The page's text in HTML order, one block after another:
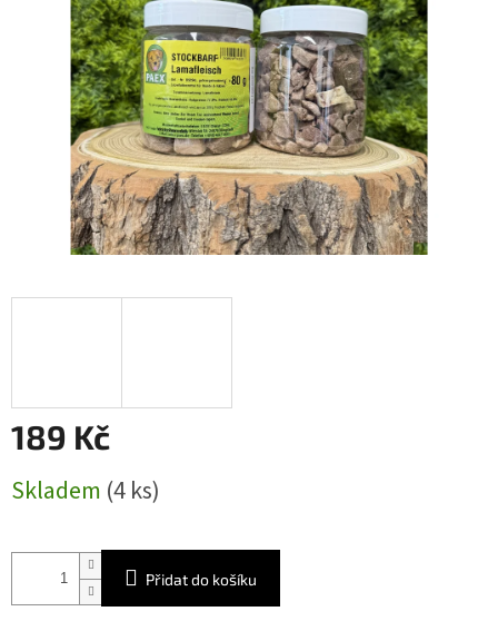
hvězdiček.
189 Kč
cena:
Skladem (4 ks)
Přidat do košíku